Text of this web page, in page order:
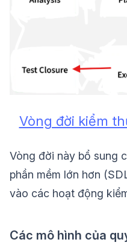
Vòng đời kiểm
Vòng đời này bổ sung
phần mềm lớn hơn
vào các hoạt động
Các mô hình của